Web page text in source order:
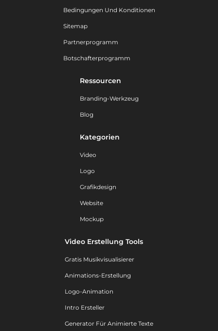
Bedingungen Und Konditionen
Sitemap
Partnerprogramm
Botschafterprogramm
Ressourcen
Branding-Werkzeug
Blog
Kategorien
Video
Logo
Grafikdesign
Website
Mockup
Video Erstellung Tools
Gratis Musikvisualisierer
Animations-Erstellung
Logo-Animation
Intro Ersteller
Generator Für Animierte Texte